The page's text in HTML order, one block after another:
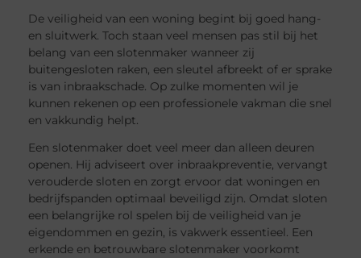
De veiligheid van een woning begint bij goed hang-
en sluitwerk. Toch staan veel mensen pas stil bij het
belang van een slotenmaker wanneer zij
buitengesloten raken, een sleutel afbreekt of er sprake
is van inbraakschade. Op zulke momenten wil je
kunnen rekenen op een professionele vakman die snel
en vakkundig helpt.
Een slotenmaker doet veel meer dan alleen deuren
openen. Hij adviseert over inbraakpreventie, vervangt
verouderde sloten en zorgt ervoor dat woningen en
bedrijfspanden optimaal beveiligd zijn. Omdat sloten
een belangrijke rol spelen bij de veiligheid van je
eigendommen en gezin, is vakwerk essentieel. Een
erkende en betrouwbare slotenmaker voorkomt